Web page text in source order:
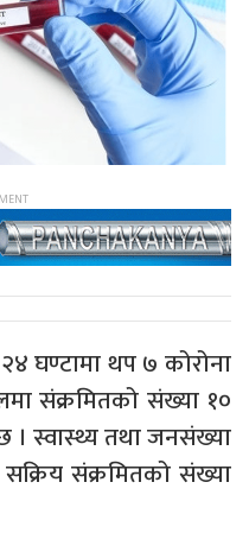
घण्टामा थप ७ कोरोना
संक्रमितको संख्या १०
स्वास्थ्य तथा जनसंख्या
संक्रमितको संख्या